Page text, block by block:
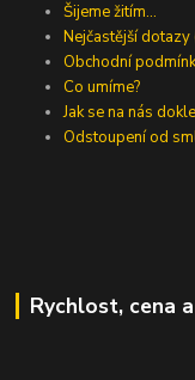
Šijeme žitím...
Nejčastější dotazy
Obchodní
Co umíme?
Jak se na nás
Odstoupení od
Rychlost, cena